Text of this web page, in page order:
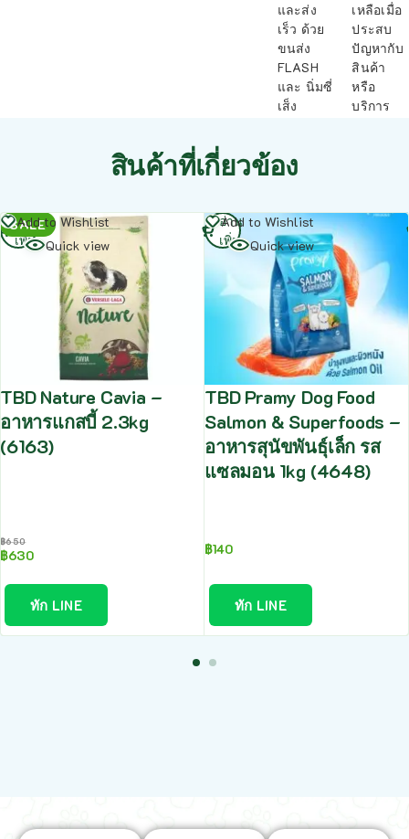
และส่ง
เร็ว ด้วย
ขนส่ง
FLASH
และ นิ่มซี่
เส็ง
เหลือเมื่อ
ประสบ
ปัญหากับ
สินค้า
หรือ
บริการ
สินค้าที่เกี่ยวข้อง
SALE
Add to Wishlist
Quick view
TBD Nature Cavia –
อาหารแกสบี้ 2.3kg
(6163)
฿650
฿630
ทัก LINE
อ่าน
เพิ่ม
Add to Wishlist
Quick view
TBD Pramy Dog Food
Salmon & Superfoods –
อาหารสุนัขพันธุ์เล็ก รส
แซลมอน 1kg (4648)
฿140
ทัก LINE
อ่าน
เพิ่ม